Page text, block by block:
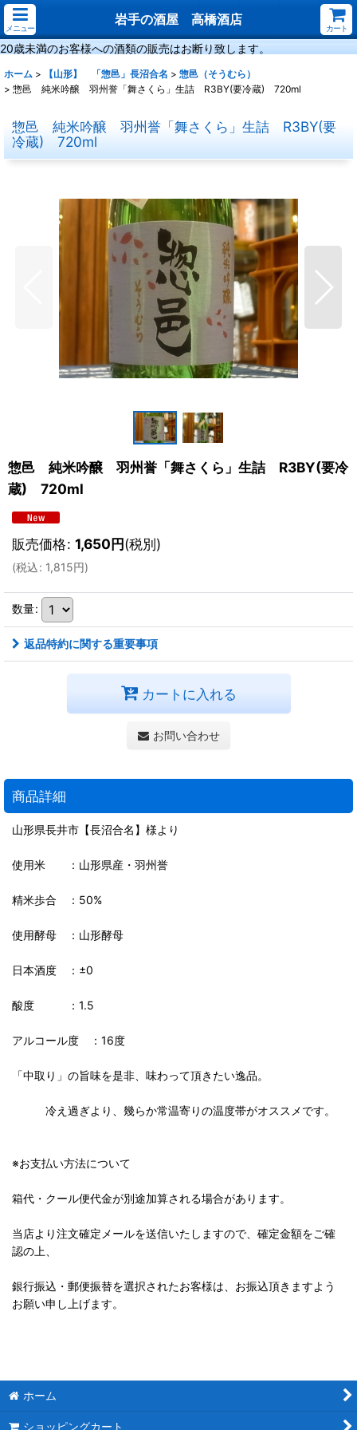
メニュー
岩手の酒屋 高橋酒店
カート
20歳未満のお客様への酒類の販売はお断り致します。
ホーム > 【山形】 「惣邑」長沼合名 > 惣邑（そうむら）
> 惣邑 純米吟醸 羽州誉「舞さくら」生詰 R3BY(要冷蔵) 720ml
惣邑 純米吟醸 羽州誉「舞さくら」生詰 R3BY(要
冷蔵) 720ml
惣邑 純米吟醸 羽州誉「舞さくら」生詰 R3BY(要冷
蔵) 720ml
販売価格: 1,650円(税別)
(税込: 1,815円)
数量:
返品特約に関する重要事項
カートに入れる
お問い合わせ
商品詳細
山形県長井市【長沼合名】様より
使用米 ：山形県産・羽州誉
精米歩合 ：50%
使用酵母 ：山形酵母
日本酒度 ：±0
酸度 ：1.5
アルコール度 ：16度
「中取り」の旨味を是非、味わって頂きたい逸品。
冷え過ぎより、幾らか常温寄りの温度帯がオススメです。
※お支払い方法について
箱代・クール便代金が別途加算される場合があります。
当店より注文確定メールを送信いたしますので、確定金額をご確
認の上、
銀行振込・郵便振替を選択されたお客様は、お振込頂きますよう
お願い申し上げます。
ホーム
ショッピングカート